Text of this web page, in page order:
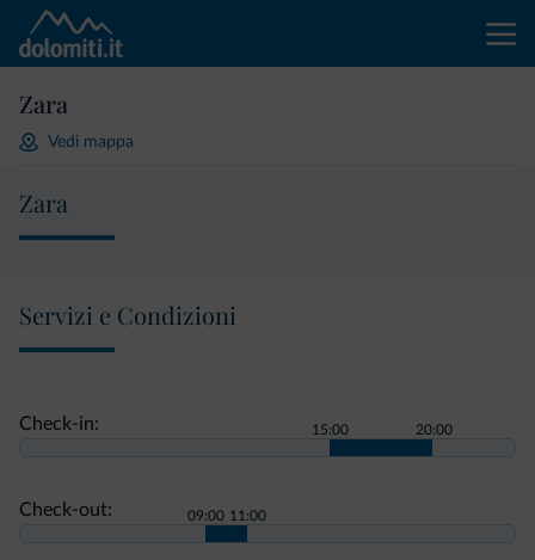
Zara
Vedi mappa
Zara
Servizi e Condizioni
Check-in: 15:00 20:00
Check-out: 09:00 11:00